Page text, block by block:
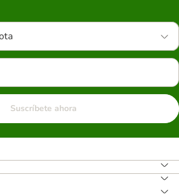
Suscríbete ahora